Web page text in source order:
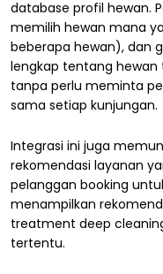
database profil hewan.
memilih hewan mana
beberapa hewan), dan
lengkap tentang
tanpa perlu meminta
sama setiap kunjungan.
Integrasi ini juga
rekomendasi layanan
pelanggan booking
menampilkan
treatment deep
tertentu.